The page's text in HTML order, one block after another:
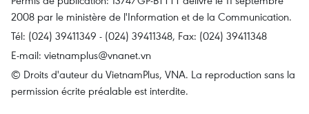
2008 par le ministère de l'Information et de la Communication.
Tél: (024) 39411349 - (024) 39411348, Fax: (024) 39411348
E-mail: vietnamplus@vnanet.vn
© Droits d'auteur du VietnamPlus, VNA. La reproduction sans la
permission écrite préalable est interdite.